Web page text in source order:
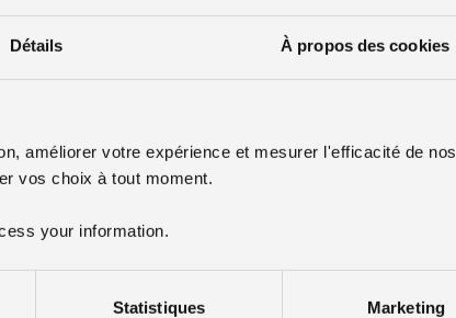
Détails À propos des cookies
améliorer votre expérience et mesurer l'efficacité de nos
vos choix à tout moment.
your information.
Statistiques Marketing